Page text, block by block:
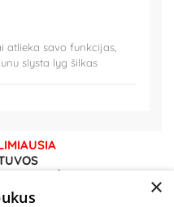
atlieka savo funkcijas,
slysta lyg šilkas
×